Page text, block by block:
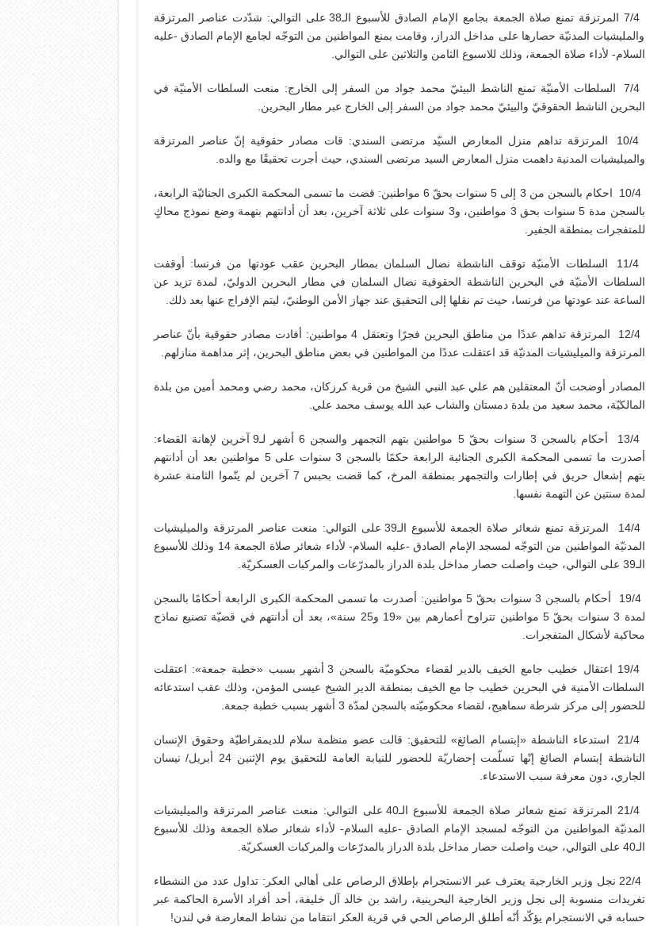
7/4 المرتزقة تمنع صلاة الجمعة بجامع الإمام الصادق للأسبوع الـ38 على التوالي: شدّدت عناصر المرتزقة
والمليشيات المدنيّة حصارها على مداخل الدراز، وقامت بمنع المواطنين من التوجّه لجامع الإمام الصادق -عليه
السلا­م- لأداء صلاة الجمعة، وذلك للاسبوع الثامن والثلاثين على التوالي.
7/4 السلطات الأمنيّة تمنع الناشط البيئيّ محمد جواد من السفر إلى الخارج: منعت السلطات الأمنيّة في
البحرين الناشط الحقوقيّ والبيئيّ محمد جواد من السفر إلى الخارج عبر مطار البحرين.
10/4 المرتزقة تداهم منزل المعارض السيّد مرتضى السندي: قات مصادر حقوقية إنّ عناصر المرتزقة
والميليشيات المدنية داهمت منزل المعارض السيد مرتضى السندي، حيث أجرت تحقيقًا مع والده.
10/4 احكام بالسجن من 3 إلى 5 سنوات بحقّ 6 مواطنين: قضت ما تسمى المحكمة الكبرى الجنائيّة الرابعة،
بالسجن مدة 5 سنوات بحق 3 مواطنين، و3 سنوات على ثلاثة آخرين، بعد أن أدانتهم بتهمة وضع نموذج محاكٍ
للمتفجرات بمنطقة الجفير.
11/4 السلطات الأمنيّة توقف الناشطة نضال السلمان بمطار البحرين عقب عودتها من فرنسا: أوقفت
السلطات الأمنيّة في البحرين الناشطة الحقوقية نضال السلمان في مطار البحرين الدوليّ، لمدة تزيد عن
الساعة عند عودتها من فرنسا، حيث تم نقلها إلى التحقيق عند جهاز الأمن الوطنيّ، ليتم الإفراج عنها بعد ذلك.
12/4 المرتزقة تداهم عددًا من مناطق البحرين فجرًا وتعتقل 4 مواطنين: أفادت مصادر حقوقية بأنّ عناصر
المرتزقة والميليشيات المدنيّة قد اعتقلت عددًا من المواطنين في بعض مناطق البحرين، إثر مداهمة منازلهم.
المصادر أوضحت أنّ المعتقلين هم علي عبد النبي الشيخ من قرية كرزكان، محمد رضي ومحمد أمين من بلدة
المالكيّة، محمد سعيد من بلدة دمستان والشاب عبد الله يوسف محمد علي.
13/4 أحكام بالسجن 3 سنوات بحقّ 5 مواطنين بتهم التجمهر والسجن 6 أشهر لـ9 آخرين لإهانة القضاء:
أصدرت ما تسمى المحكمة الكبرى الجنائية الرابعة حكمًا بالسجن 3 سنوات على 5 مواطنين بعد أن أدانتهم
بتهم إشعال حريق في إطارات والتجمهر بمنطقة المرخ، كما قضت بحبس 7 آخرين لم يتّموا الثامنة عشرة
لمدة سنتين عن التهمة نفسها.
14/4 المرتزقة تمنع شعائر صلاة الجمعة للأسبوع الـ39 على التوالي: منعت عناصر المرتزقة والميليشيات
المدنيّة المواطنين من التوجّه لمسجد الإمام الصادق -عليه السلام- لأداء شعائر صلاة الجمعة 14 وذلك للأسبوع
الـ39 على التوالي، حيث واصلت حصار مداخل بلدة الدراز بالمدرّعات والمركبات العسكريّة.
19/4 أحكام بالسجن 3 سنوات بحقّ 5 مواطنين: أصدرت ما تسمى المحكمة الكبرى الرابعة أحكامًا بالسجن
لمدة 3 سنوات بحقّ 5 مواطنين تتراوح أعمارهم بين «19 و25 سنة»، بعد أن أدانتهم في قضيّة تصنيع نماذج
محاكية لأشكال المتفجرات.
19/4 اعتقال خطيب جامع الخيف بالدير لقضاء محكوميّة بالسجن 3 أشهر بسبب «خطبة جمعة»: اعتقلت
السلطات الأمنية في البحرين خطيب جا مع الخيف بمنطقة الدير الشيخ عيسى المؤمن، وذلك عقب استدعائه
للحضور إلى مركز شرطة سماهيج، لقضاء محكوميّته بالسجن لمدّة 3 أشهر بسبب خطبة جمعة.
21/4 استدعاء الناشطة «إبتسام الصائغ» للتحقيق: قالت عضو منظمة سلام للديمقراطيّة وحقوق الإنسان
الناشطة إبتسام الصائغ إنّها تسلّمت إحضاريّة للحضور للنيابة العامة للتحقيق يوم الإثنين 24 أبريل/ نيسان
الجاري، دون معرفة سبب الاستدعاء.
21/4 المرتزقة تمنع شعائر صلاة الجمعة للأسبوع الـ40 على التوالي: منعت عناصر المرتزقة والميليشيات
المدنيّة المواطنين من التوجّه لمسجد الإمام الصادق -عليه السلام- لأداء شعائر صلاة الجمعة وذلك للأسبوع
الـ40 على التوالي، حيث واصلت حصار مداخل بلدة الدراز بالمدرّعات والمركبات العسكريّة.
22/4 نجل وزير الخارجية يعترف عبر الانستجرام بإطلاق الرصاص على أهالي العكر: تداول عدد من النشطاء
تغريدات منسوبة إلى نجل وزير الخارجية البحرينية، راشد بن خالد آل خليفة، أحد أفراد الأسرة الحاكمة عبر
حسابه في الانستجرام يؤكّد أنّه أطلق الرصاص الحي في قرية العكر انتقاما من نشاط المعارضة في لندن!